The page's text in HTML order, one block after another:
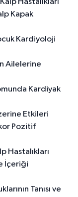
Hastalıkları
Kapak
Kardiyoloji
Ailelerine
Kardiyak
Etkileri
Pozitif
Hastalıkları
İçeriği
Tanısı ve